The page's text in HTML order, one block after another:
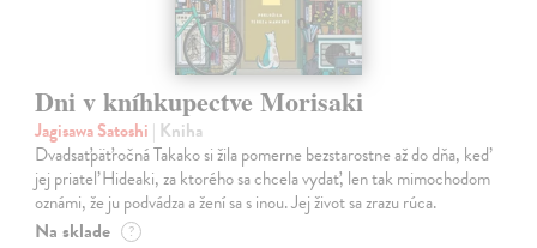
Dni v kníhkupectve Morisaki
Jagisawa Satoshi | Kniha
Dvadsaťpäťročná Takako si žila pomerne bezstarostne až do dňa, keď
jej priateľ Hideaki, za ktorého sa chcela vydať, len tak mimochodom
oznámi, že ju podvádza a žení sa s inou. Jej život sa zrazu rúca.
Na sklade ?